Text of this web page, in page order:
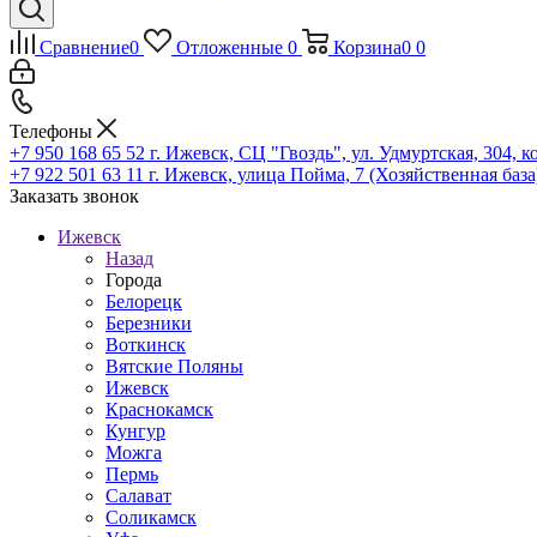
Сравнение0 Отложенные 0 Корзина0 0
Телефоны
+7 950 168 65 52 г. Ижевск, СЦ "Гвоздь", ул. Удмуртская, 304,
+7 922 501 63 11 г. Ижевск, улица Пойма, 7 (Хозяйственная
Заказать звонок
Ижевск
Назад
Города
Белорецк
Березники
Воткинск
Вятские Поляны
Ижевск
Краснокамск
Кунгур
Можга
Пермь
Салават
Соликамск